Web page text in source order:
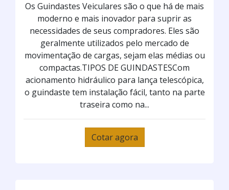
Os Guindastes Veiculares são o que há de mais
moderno e mais inovador para suprir as
necessidades de seus compradores. Eles são
geralmente utilizados pelo mercado de
movimentação de cargas, sejam elas médias ou
compactas.TIPOS DE GUINDASTESCom
acionamento hidráulico para lança telescópica,
o guindaste tem instalação fácil, tanto na parte
traseira como na...
Cotar agora